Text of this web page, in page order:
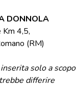
DONNOLA
Km 4,5,
(RM)
solo a
differire